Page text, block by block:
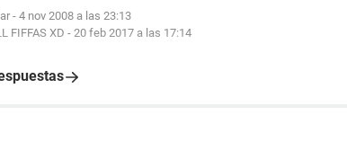
- 4 nov 2008 a las 23:13
FIFFAS XD - 20 feb 2017 a las 17:14